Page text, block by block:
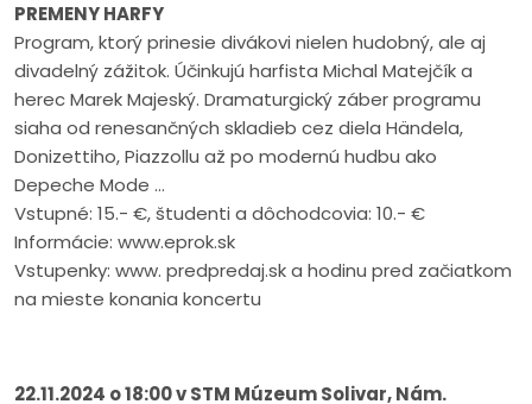
PREMENY HARFY
Program, ktorý prinesie divákovi nielen hudobný, ale aj
divadelný zážitok. Účinkujú harfista Michal Matejčík a
herec Marek Majeský. Dramaturgický záber programu
siaha od renesančných skladieb cez diela Händela,
Donizettiho, Piazzollu až po modernú hudbu ako
Depeche Mode …
Vstupné: 15.- €, študenti a dôchodcovia: 10.- €
Informácie: www.eprok.sk
Vstupenky: www. predpredaj.sk a hodinu pred začiatkom
na mieste konania koncertu
22.11.2024 o 18:00 v STM Múzeum Solivar, Nám.